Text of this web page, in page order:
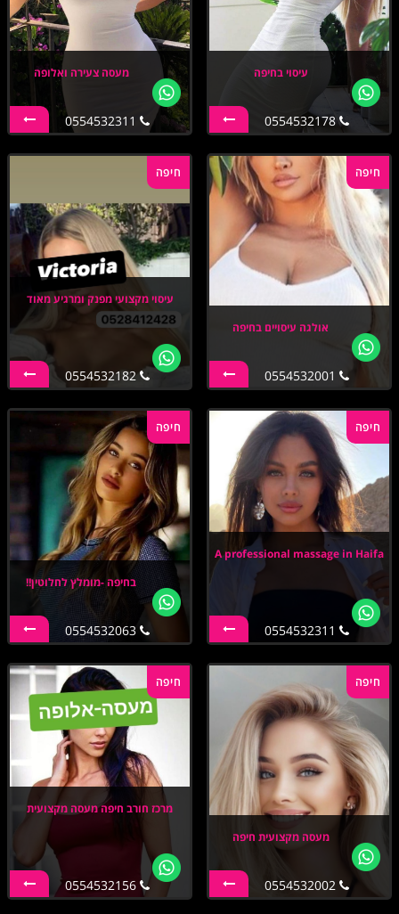
עיסוי בחיפה
0554532178
מעסה צעירה ואלופה
חיפה
אולגה עיסויים בחיפה
חיפה
עיסוי מקצועי מפנק ומרגיע מאוד
0554532182
חיפה
A professional massage in Haifa
חיפה
בחיפה -מומלץ לחלוטין!!
0554532063
חיפה
מעסה מקצועית חיפה
0554532002
חיפה
מרכז חורב חיפה מעסה מקצועית
0554532156